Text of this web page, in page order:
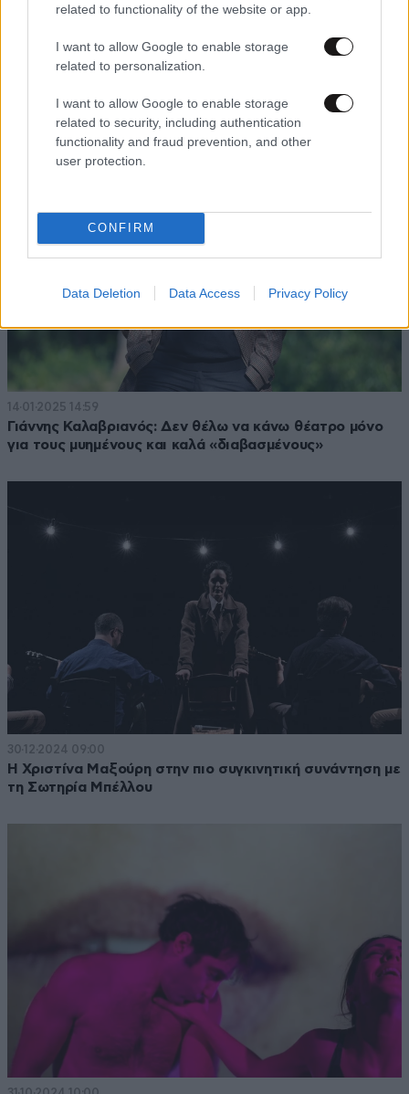
related to functionality of the website or app.
I want to allow Google to enable storage
related to personalization.
I want to allow Google to enable storage
related to security, including authentication
functionality and fraud prevention, and other
user protection.
CONFIRM
Data Deletion Data Access Privacy Policy
25·01·2025 09:00
«Κόκκινες γραμμές ή Λέξεις που κάνουν τζιζ»
14·01·2025 14:59
Γιάννης Καλαβριανός: Δεν θέλω να κάνω θέατρο μόνο
για τους μυημένους και καλά «διαβασμένους»
30·12·2024 09:00
Η Χριστίνα Μαξούρη στην πιο συγκινητική συνάντηση με
τη Σωτηρία Μπέλλου